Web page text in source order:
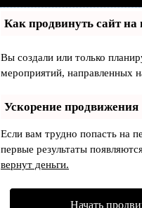
Как продвинуть сайт на
Вы создали или только
мероприятий, направленных
Ускорение продвижения
Если вам трудно попасть на
первые результаты
вернут деньги.
Начать